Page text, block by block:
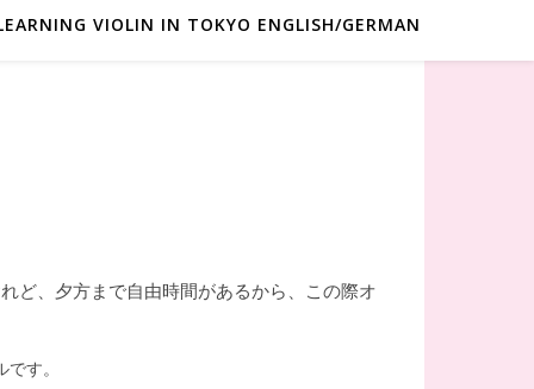
VIOLIN IN TOKYO ENGLISH/GERMAN
ど、夕方まで自由時間があるから、この際オ
す。